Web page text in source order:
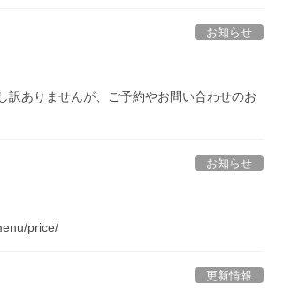
お知らせ
ありませんが、ご予約やお問い合わせのお
お知らせ
price/
更新情報